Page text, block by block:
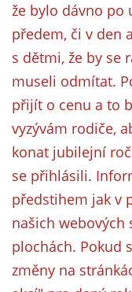
že bylo dávno po
předem, či v den
s dětmi, že by se
museli odmítat.
přijít o cenu a to
vyzývám rodiče,
konat jubilejní
se přihlásili.
předstihem jak v
našich webových
plochách. Pokud
změny na